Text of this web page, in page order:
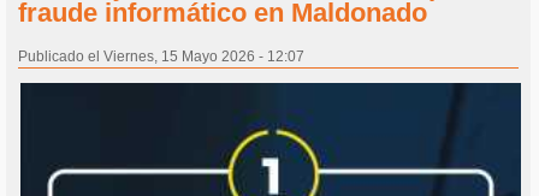
fraude informático en Maldonado
Publicado el Viernes, 15 Mayo 2026 - 12:07